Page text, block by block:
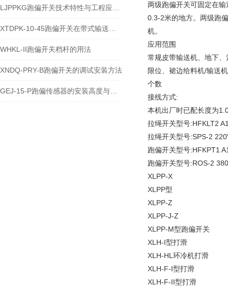
WHKL-II跑偏开关档杆的用法
XNDQ-PRY-B跑偏开关的调试安装方法
两级跑偏开关可固定在
0.3-2米的地方。两级跑
机。
应用范围
常规皮带输送机、地下
限位、裙边给料机/输送
个数
接线方式:
本机出厂时已配长度为
拉绳开关型号:HFKLT2
拉绳开关型号:SPS-2
跑偏开关型号:HFKPT1
跑偏开关型号:ROS-2
XLPP-X
XLPP型
XLPP-Z
XLPP-J-Z
XLPP-M型跑偏开关
XLH-I型打滑
XLH-HL环冷机打滑
XLH-F-I型打滑
XLH-F-II型打滑